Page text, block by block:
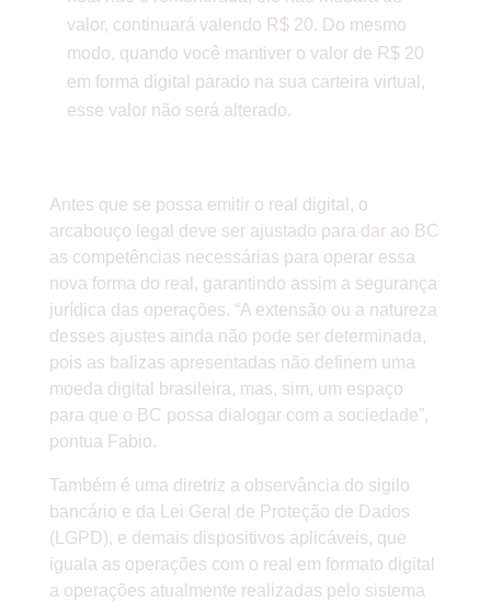
valor, continuará valendo R$ 20. Do mesmo
modo, quando você mantiver o valor de R$ 20
em forma digital parado na sua carteira virtual,
esse valor não será alterado.
Antes que se possa emitir o real digital, o
arcabouço legal deve ser ajustado para dar ao BC
as competências necessárias para operar essa
nova forma do real, garantindo assim a segurança
jurídica das operações. “A extensão ou a natureza
desses ajustes ainda não pode ser determinada,
pois as balizas apresentadas não definem uma
moeda digital brasileira, mas, sim, um espaço
para que o BC possa dialogar com a sociedade”,
pontua Fabio.
Também é uma diretriz a observância do sigilo
bancário e da Lei Geral de Proteção de Dados
(LGPD), e demais dispositivos aplicáveis, que
iguala as operações com o real em formato digital
a operações atualmente realizadas pelo sistema